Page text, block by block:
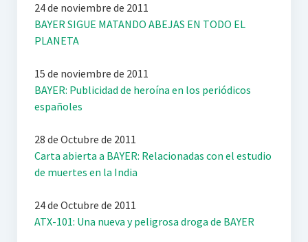
24 de noviembre de 2011
BAYER SIGUE MATANDO ABEJAS EN TODO EL
PLANETA
15 de noviembre de 2011
BAYER: Publicidad de heroína en los periódicos
españoles
28 de Octubre de 2011
Carta abierta a BAYER: Relacionadas con el estudio
de muertes en la India
24 de Octubre de 2011
ATX-101: Una nueva y peligrosa droga de BAYER